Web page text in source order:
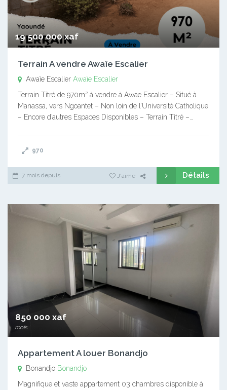
19 500 000 xaf
Terrain A vendre Awaïe Escalier
Awaïe Escalier Awaïe Escalier
Terrain Titré de 970m² à vendre à Awae Escalier – Situé à
Manassa, vers Ngoantet – Non loin de l’Université Catholique
– Encore d’autres Espaces Disponibles – Terrain Titré –…
970
7 mois depuis J'aime Détails
850 000 xaf
mois
Appartement A louer Bonandjo
Bonandjo Bonandjo
Magnifique et vaste appartement 03 chambres disponible à